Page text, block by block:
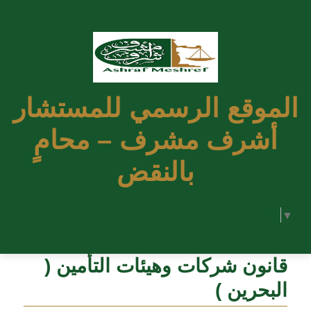
الموقع الرسمي للمستشار
أشرف مشرف – محامٍ
بالنقض
▼
قانون شركات وهيئات التأمين (
البحرين )